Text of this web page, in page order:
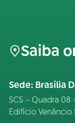
Saiba
Sede: Brasília
SCS – Quadra 08
Edifício Venâncio